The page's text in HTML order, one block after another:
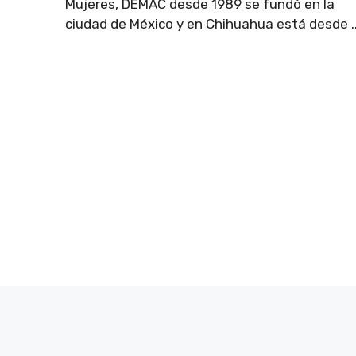
Mujeres, DEMAC desde 1989 se fundó en la
ciudad de México y en Chihuahua está desde